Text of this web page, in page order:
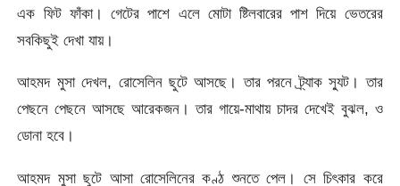
এক ফিট ফাঁকা। গেটের পাশে এলে মোটা ষ্টিলবারের পাশ দিয়ে ভেতরের
সবকিছুই দেখা যায়।
আহমদ মুসা দেখল, রোসেলিন ছুটে আসছে। তার পরনে ট্র্যাক স্যুট। তার
পেছনে পেছনে আসছে আরেকজন। তার গায়ে-মাথায় চাদর দেখেই বুঝল, ও
ডোনা হবে।
আহমদ মুসা ছুটে আসা রোসেলিনের কণ্ঠ শুনতে পেল। সে চিৎকার করে